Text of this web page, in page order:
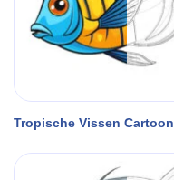
Tropische Vissen Cartoon